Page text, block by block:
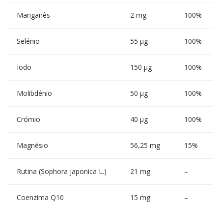
Manganês 2 mg 100%
Selénio 55 µg 100%
Iodo 150 µg 100%
Molibdénio 50 µg 100%
Crómio 40 µg 100%
Magnésio 56,25 mg 15%
Rutina (Sophora japonica L.) 21 mg –
Coenzima Q10 15 mg –